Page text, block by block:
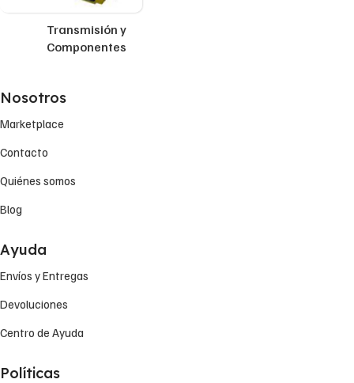
Transmisión y
Componentes
Nosotros
Marketplace
Contacto
Quiénes somos
Blog
Ayuda
Envíos y Entregas
Devoluciones
Centro de Ayuda
Políticas